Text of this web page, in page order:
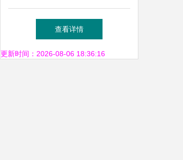
业集成化世界提供的解决方案
查看详情
更新时间：2026-08-06 18:36:16